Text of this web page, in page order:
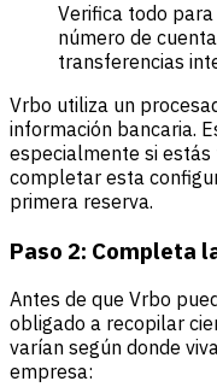
Verifica todo
número de
transferencias
Vrbo utiliza un
información bancaria.
especialmente si estás
completar esta
primera reserva.
Paso 2: Completa
Antes de que Vrbo
obligado a recopilar
varían según donde
empresa: